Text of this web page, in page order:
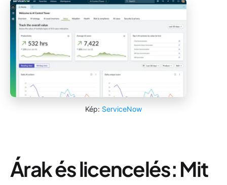
Kép: ServiceNow
Árak és licencelés: Mit